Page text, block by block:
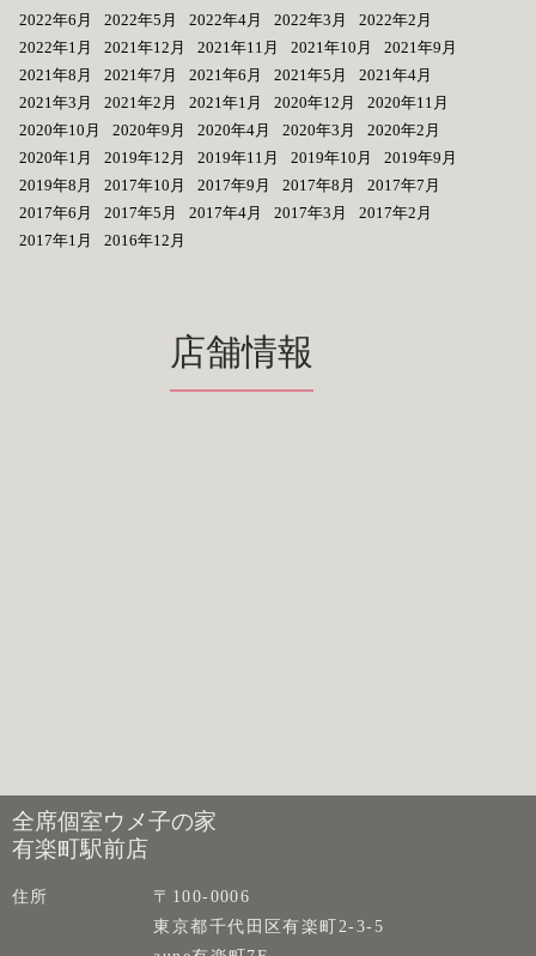
2022年6月
2022年5月 2022年4月 2022年3月
2022年2月
2022年1月
2021年12月 2021年11月 2021年10月
2021年9月
2021年8月
2021年7月 2021年6月 2021年5月
2021年4月
2021年3月
2021年2月 2021年1月 2020年12月
2020年11月
2020年10月
2020年9月 2020年4月 2020年3月
2020年2月
2020年1月
2019年12月 2019年11月 2019年10月
2019年9月
2019年8月
2017年10月 2017年9月 2017年8月
2017年7月
2017年6月
2017年5月 2017年4月 2017年3月
2017年2月
2017年1月
2016年12月
店舗情報
全席個室ウメ子の家
有楽町駅前店
住所
〒100-0006
東京都千代田区有楽町2-3-5